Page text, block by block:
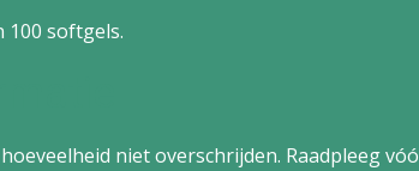
softgels.
niet overschrijden. Raadpleeg